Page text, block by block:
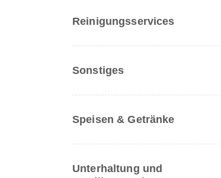
Reinigungsservices
Sonstiges
Speisen & Getränke
Unterhaltung und